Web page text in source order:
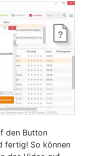
den Button
fertig! So können